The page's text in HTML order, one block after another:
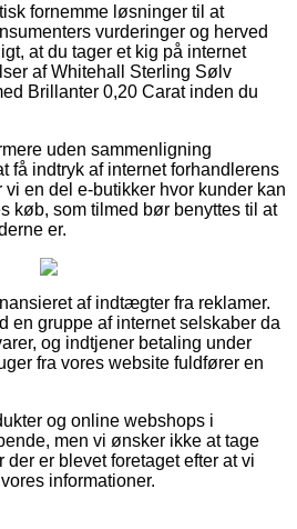
fornemme løsninger til at
vurderinger og herved
at du tager et kig på internet
af Whitehall Sterling Sølv
Brillanter 0,20 Carat inden du
uden sammenligning
få indtryk af internet forhandlerens
en del e-butikker hvor kunder kan
køb, som tilmed bør benyttes til at
er.
af indtægter fra reklamer.
en gruppe af internet selskaber da
og indtjener betaling under
fra vores website fuldfører en
og online webshops i
men vi ønsker ikke at tage
er blevet foretaget efter at vi
informationer.